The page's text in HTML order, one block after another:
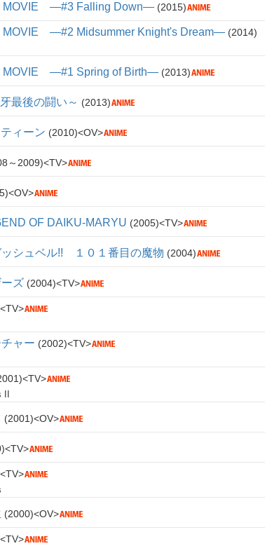
MOVIE ―#3 Falling Down― 2015
MOVIE ―#2 Midsummer Knight's Dream― 2014
MOVIE ―#1 Spring of Birth― 2013
最後の闘い～ 2013
ィーン 2010 OV
～2009 TV
OV
OF DAIKU-MARYU 2005 TV
シュベル!! １０１番目の魔物 2004
ズ 2004 TV
TV
ャー 2002 TV
TV
2001 OV
TV
TV
2000 OV
TV